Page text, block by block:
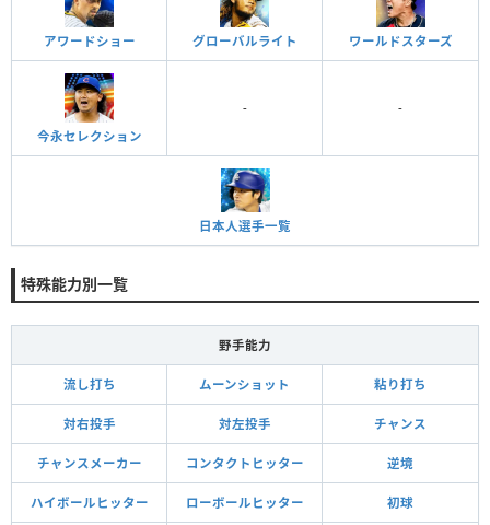
アワードショー グローバルライト ワールドスターズ
今永セレクション
- -
日本人選手一覧
特殊能力別一覧
野手能力
流し打ち ムーンショット 粘り打ち
対右投手 対左投手 チャンス
チャンスメーカー コンタクトヒッター 逆境
ハイボールヒッター ローボールヒッター 初球